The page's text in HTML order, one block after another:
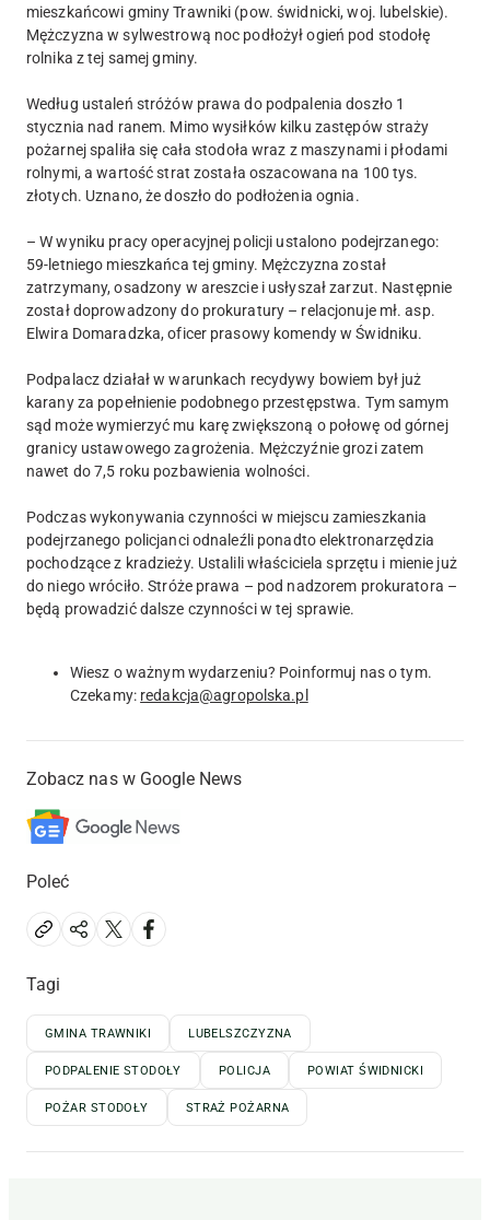
mieszkańcowi gminy Trawniki (pow. świdnicki, woj. lubelskie).
Mężczyzna w sylwestrową noc podłożył ogień pod stodołę
rolnika z tej samej gminy.
Według ustaleń stróżów prawa do podpalenia doszło 1
stycznia nad ranem. Mimo wysiłków kilku zastępów straży
pożarnej spaliła się cała stodoła wraz z maszynami i płodami
rolnymi, a wartość strat została oszacowana na 100 tys.
złotych. Uznano, że doszło do podłożenia ognia.
– W wyniku pracy operacyjnej policji ustalono podejrzanego:
59-letniego mieszkańca tej gminy. Mężczyzna został
zatrzymany, osadzony w areszcie i usłyszał zarzut. Następnie
został doprowadzony do prokuratury – relacjonuje mł. asp.
Elwira Domaradzka, oficer prasowy komendy w Świdniku.
Podpalacz działał w warunkach recydywy bowiem był już
karany za popełnienie podobnego przestępstwa. Tym samym
sąd może wymierzyć mu karę zwiększoną o połowę od górnej
granicy ustawowego zagrożenia. Mężczyźnie grozi zatem
nawet do 7,5 roku pozbawienia wolności.
Podczas wykonywania czynności w miejscu zamieszkania
podejrzanego policjanci odnaleźli ponadto elektronarzędzia
pochodzące z kradzieży. Ustalili właściciela sprzętu i mienie już
do niego wróciło. Stróże prawa – pod nadzorem prokuratora –
będą prowadzić dalsze czynności w tej sprawie.
Wiesz o ważnym wydarzeniu? Poinformuj nas o tym.
Czekamy: redakcja@agropolska.pl
Zobacz nas w Google News
Poleć
Tagi
GMINA TRAWNIKI LUBELSZCZYZNA
PODPALENIE STODOŁY POLICJA POWIAT ŚWIDNICKI
POŻAR STODOŁY STRAŻ POŻARNA